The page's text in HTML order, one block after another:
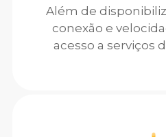
Além de
conexão e
acesso a serviços